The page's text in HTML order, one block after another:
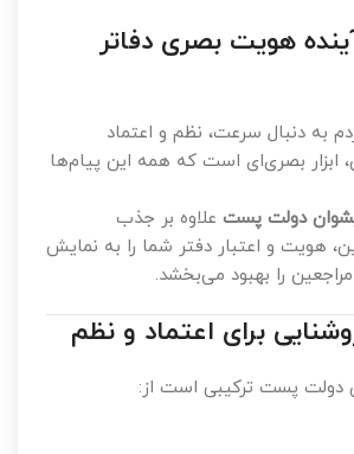
هویت بصری دفاتر
به دنبال سرعت، نظم و اعتماد
ابزار بصری‌ای است که همه این پیام‌ها
دولت پست علاوه بر جذب
هویت و اعتبار دفتر شما را به نمایش
را بهبود می‌بخشد.
برای اعتماد و نظم
دولت پست ترکیبی است از: